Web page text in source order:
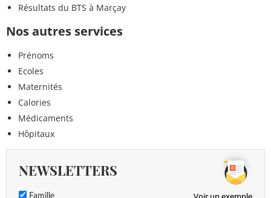
Résultats du BTS à Marçay
Nos autres services
Prénoms
Ecoles
Maternités
Calories
Médicaments
Hôpitaux
NEWSLETTERS